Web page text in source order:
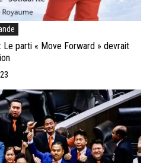
Le parti « Move Forward » devrait